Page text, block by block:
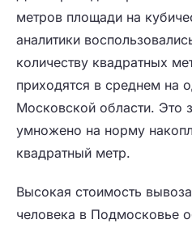
метров площади на
аналитики
количеству квадратных
приходятся в среднем на
Московской области. Это
умножено на норму
квадратный метр.
Высокая стоимость
человека в Подмосковье